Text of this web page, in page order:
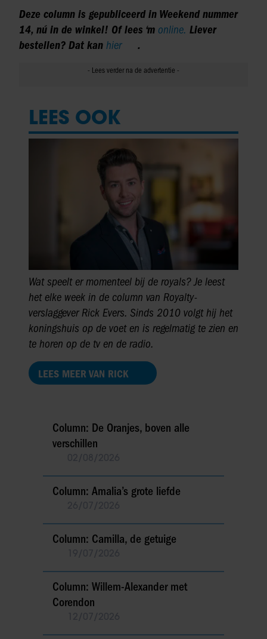
Deze column is gepubliceerd in Weekend nummer
14, nú in de winkel! Of lees ‘m online. Liever
bestellen? Dat kan hier .
LEES OOK
Wat speelt er momenteel bij de royals? Je leest
het elke week in de column van Royalty-
verslaggever Rick Evers. Sinds 2010 volgt hij het
koningshuis op de voet en is regelmatig te zien en
te horen op de tv en de radio.
LEES MEER VAN RICK
Column: De Oranjes, boven alle
verschillen
Column: Amalia’s grote liefde
Column: Camilla, de getuige
Column: Willem-Alexander met
Corendon